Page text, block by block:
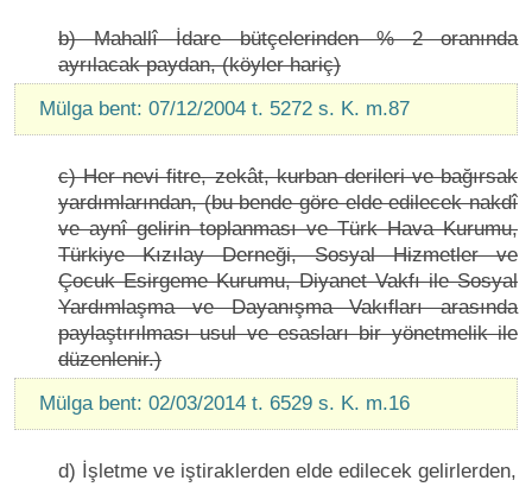
b) Mahallî İdare bütçelerinden % 2 oranında
ayrılacak paydan, (köyler hariç)
Mülga bent: 07/12/2004 t. 5272 s. K. m.87
c) Her nevi fitre, zekât, kurban derileri ve bağırsak
yardımlarından, (bu bende göre elde edilecek nakdî
ve aynî gelirin toplanması ve Türk Hava Kurumu,
Türkiye Kızılay Derneği, Sosyal Hizmetler ve
Çocuk Esirgeme Kurumu, Diyanet Vakfı ile Sosyal
Yardımlaşma ve Dayanışma Vakıfları arasında
paylaştırılması usul ve esasları bir yönetmelik ile
düzenlenir.)
Mülga bent: 02/03/2014 t. 6529 s. K. m.16
d) İşletme ve iştiraklerden elde edilecek gelirlerden,